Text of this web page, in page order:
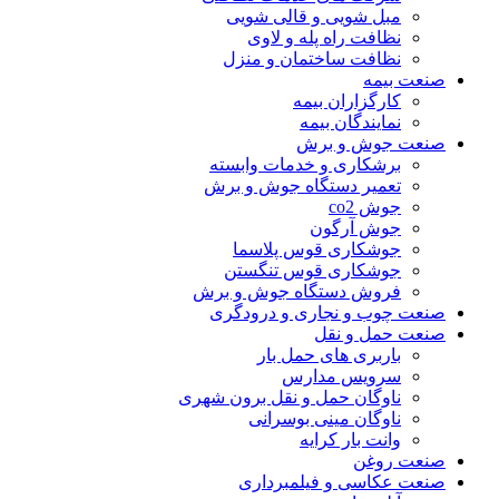
مبل شویی و قالی شویی
نظافت راه پله و لاوی
نظافت ساختمان و منزل
صنعت بیمه
کارگزاران بیمه
نمایندگان بیمه
صنعت جوش و برش
برشکاری و خدمات وابسته
تعمیر دستگاه جوش و برش
جوش co2
جوش آرگون
جوشکاری قوس پلاسما
جوشکاری قوس تنگستن
فروش دستگاه جوش و برش
صنعت چوب و نجاری و درودگری
صنعت حمل و نقل
باربری های حمل بار
سرویس مدارس
ناوگان حمل و نقل برون شهری
ناوگان مینی بوسرانی
وانت بار کرایه
صنعت روغن
صنعت عکاسی و فیلمبرداری